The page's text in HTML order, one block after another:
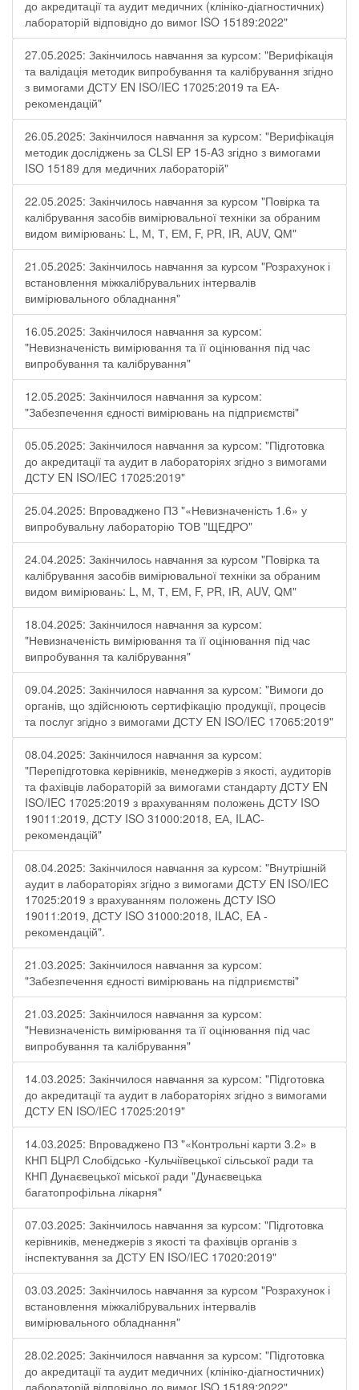
до акредитації та аудит медичних (клініко-діагностичних)
лабораторій відповідно до вимог ISO 15189:2022"
27.05.2025: Закінчилось навчання за курсом: "Верифікація
та валідація методик випробування та калібрування згідно
з вимогами ДСТУ EN ISO/IEC 17025:2019 та ЕА-
рекомендацій"
26.05.2025: Закінчилося навчання за курсом: "Верифікація
методик досліджень за CLSI EP 15-A3 згідно з вимогами
ISO 15189 для медичних лабораторій"
22.05.2025: Закінчилось навчання за курсом "Повірка та
калібрування засобів вимірювальної техніки за обраним
видом вимірювань: L, М, Т, ЕМ, F, РR, ІR, АUV, QМ"
21.05.2025: Закінчилось навчання за курсом "Розрахунок і
встановлення міжкалібрувальних інтервалів
вимірювального обладнання"
16.05.2025: Закінчилося навчання за курсом:
"Невизначеність вимірювання та її оцінювання під час
випробування та калібрування"
12.05.2025: Закінчилося навчання за курсом:
"Забезпечення єдності вимірювань на підприємстві"
05.05.2025: Закінчилося навчання за курсом: "Підготовка
до акредитації та аудит в лабораторіях згідно з вимогами
ДСТУ EN ISO/IEC 17025:2019"
25.04.2025: Впроваджено ПЗ "«Невизначеність 1.6» у
випробувальну лабораторію ТОВ "ЩЕДРО"
24.04.2025: Закінчилось навчання за курсом "Повірка та
калібрування засобів вимірювальної техніки за обраним
видом вимірювань: L, М, Т, ЕМ, F, РR, ІR, АUV, QМ"
18.04.2025: Закінчилося навчання за курсом:
"Невизначеність вимірювання та її оцінювання під час
випробування та калібрування"
09.04.2025: Закінчилося навчання за курсом: "Вимоги до
органів, що здійснюють сертифікацію продукції, процесів
та послуг згідно з вимогами ДСТУ EN ISO/IEC 17065:2019"
08.04.2025: Закінчилося навчання за курсом:
"Перепідготовка керівників, менеджерів з якості, аудиторів
та фахівців лабораторій за вимогами стандарту ДСТУ EN
ISO/IEC 17025:2019 з врахуванням положень ДСТУ ISO
19011:2019, ДСТУ ISO 31000:2018, ЕА, ILAC-
рекомендацій"
08.04.2025: Закінчилося навчання за курсом: "Внутрішній
аудит в лабораторіях згідно з вимогами ДСТУ EN ISO/IEC
17025:2019 з врахуванням положень ДСТУ ISO
19011:2019, ДСТУ ISO 31000:2018, ILAC, EA -
рекомендацій".
21.03.2025: Закінчилося навчання за курсом:
"Забезпечення єдності вимірювань на підприємстві"
21.03.2025: Закінчилося навчання за курсом:
"Невизначеність вимірювання та її оцінювання під час
випробування та калібрування"
14.03.2025: Закінчилося навчання за курсом: "Підготовка
до акредитації та аудит в лабораторіях згідно з вимогами
ДСТУ EN ISO/IEC 17025:2019"
14.03.2025: Впроваджено ПЗ "«Контрольні карти 3.2» в
КНП БЦРЛ Слобідсько -Кульчіївецької сільської ради та
КНП Дунаєвецької міської ради "Дунаєвецька
багатопрофільна лікарня"
07.03.2025: Закінчилось навчання за курсом: "Підготовка
керівників, менеджерів з якості та фахівців органів з
інспектування за ДСТУ EN ISO/IEC 17020:2019"
03.03.2025: Закінчилось навчання за курсом "Розрахунок і
встановлення міжкалібрувальних інтервалів
вимірювального обладнання"
28.02.2025: Закінчилося навчання за курсом: "Підготовка
до акредитації та аудит медичних (клініко-діагностичних)
лабораторій відповідно до вимог ISO 15189:2022"